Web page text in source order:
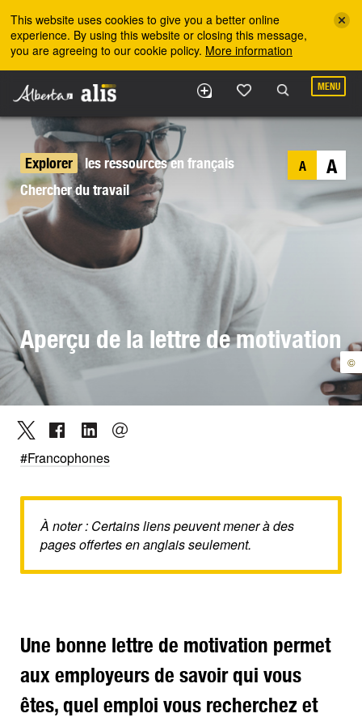
This website uses cookies to give you a better online
experience. By using this website or closing this message,
you are agreeing to our cookie policy. More information
MENU
©
Explorer
les ressources en français
Chercher du travail
A A
Aperçu de la lettre de motivation
#Francophones
À noter : Certains liens peuvent mener à des
pages offertes en anglais seulement.
Une bonne lettre de motivation permet
aux employeurs de savoir qui vous
êtes, quel emploi vous recherchez et